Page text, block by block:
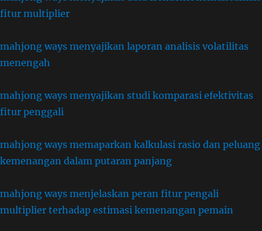
fitur multiplier
mahjong ways menyajikan laporan analisis volatilitas
menengah
mahjong ways menyajikan studi komparasi efektivitas
fitur penggali
mahjong ways memaparkan kalkulasi rasio dan peluang
kemenangan dalam putaran panjang
mahjong ways menjelaskan peran fitur pengali
multiplier terhadap estimasi kemenangan pemain